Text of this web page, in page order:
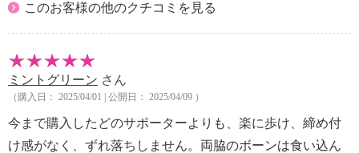
このお客様の他のクチコミを見る
ミントグリーン さん
（購入日： 2025/04/01 | 公開日： 2025/04/09 ）
今まで購入したどのサポーターよりも、楽に歩け、締め付
け感がなく、ずれ落ちしません。両脇のボーンは食い込ん